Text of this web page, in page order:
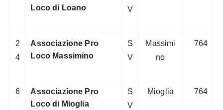
Loco di Loano
V
2
4
Associazione Pro
Loco Massimino
S
V
Massimi
no
764
6
Associazione Pro
Loco di Mioglia
S
V
Mioglia 764